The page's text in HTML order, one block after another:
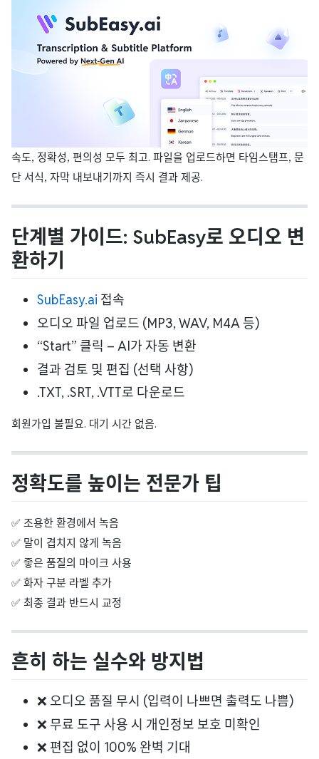
속도, 정확성, 편의성 모두 최고. 파일을 업로드하면 타임스탬프, 문
단 서식, 자막 내보내기까지 즉시 결과 제공.
단계별 가이드: SubEasy로 오디오 변
환하기
SubEasy.ai 접속
오디오 파일 업로드 (MP3, WAV, M4A 등)
“Start” 클릭 – AI가 자동 변환
결과 검토 및 편집 (선택 사항)
.TXT, .SRT, .VTT로 다운로드
회원가입 불필요. 대기 시간 없음.
정확도를 높이는 전문가 팁
✅ 조용한 환경에서 녹음
✅ 말이 겹치지 않게 녹음
✅ 좋은 품질의 마이크 사용
✅ 화자 구분 라벨 추가
✅ 최종 결과 반드시 교정
흔히 하는 실수와 방지법
❌ 오디오 품질 무시 (입력이 나쁘면 출력도 나쁨)
❌ 무료 도구 사용 시 개인정보 보호 미확인
❌ 편집 없이 100% 완벽 기대